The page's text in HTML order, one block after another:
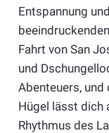
Entspannung
Fahrt von San
und
Abenteuers, und
Hügel lässt dich
Rhythmus des